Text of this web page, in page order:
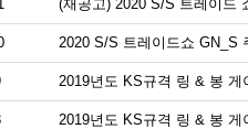
(재공고) 2020 S/S 트레이드
2020 S/S 트레이드쇼 GN_S
2019년도 KS규격 링 & 봉
2019년도 KS규격 링 & 봉 게